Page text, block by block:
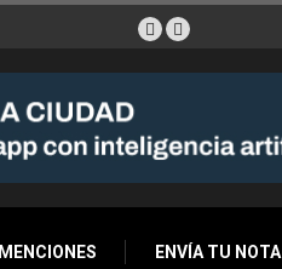
MENCIONES ENVÍA TU NOTA